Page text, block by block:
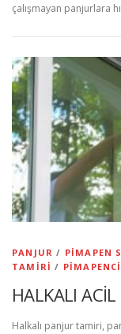
çalışmayan panjurlara
PANJUR / PIMAPEN
TAMIRI / PIMAPENCI
HALKALI
Halkalı panjur tamiri,